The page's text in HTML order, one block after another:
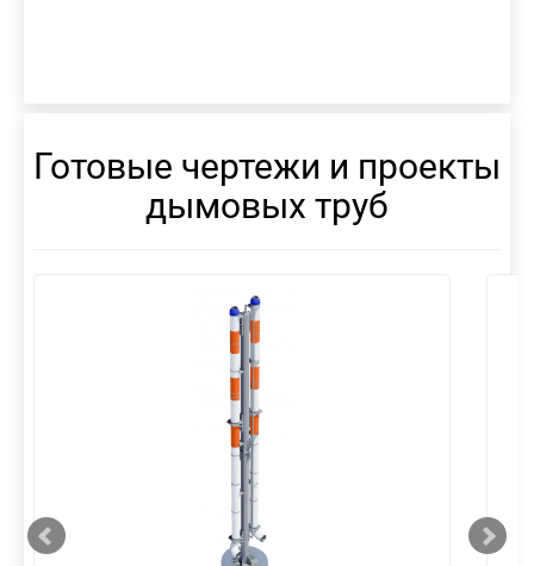
Готовые чертежи и проекты
дымовых труб